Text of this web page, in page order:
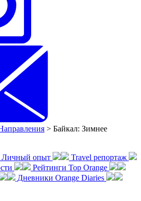
> Байкал: Зимнее
Личный опыт
Travel репортаж
Рейтинги Top Orange
Дневники Orange Diaries